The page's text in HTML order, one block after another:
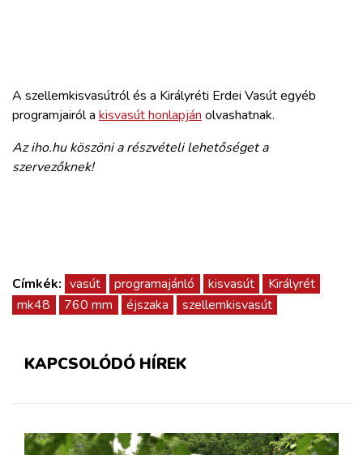
A szellemkisvasútról és a Királyréti Erdei Vasút egyéb
programjairól a kisvasút honlapján olvashatnak.
Az iho.hu köszöni a részvételi lehetőséget a
szervezőknek!
Címkék: vasút programajánló kisvasút
Királyrét
mk48
760 mm éjszaka szellemkisvasút
KAPCSOLÓDÓ HÍREK